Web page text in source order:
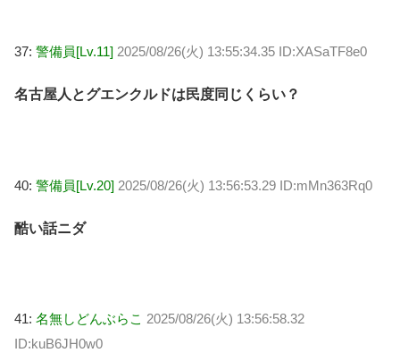
37: 警備員[Lv.11] 2025/08/26(火) 13:55:34.35 ID:XASaTF8e0
名古屋人とグエンクルドは民度同じくらい？
40: 警備員[Lv.20] 2025/08/26(火) 13:56:53.29 ID:mMn363Rq0
酷い話ニダ
41: 名無しどんぶらこ 2025/08/26(火) 13:56:58.32
ID:kuB6JH0w0